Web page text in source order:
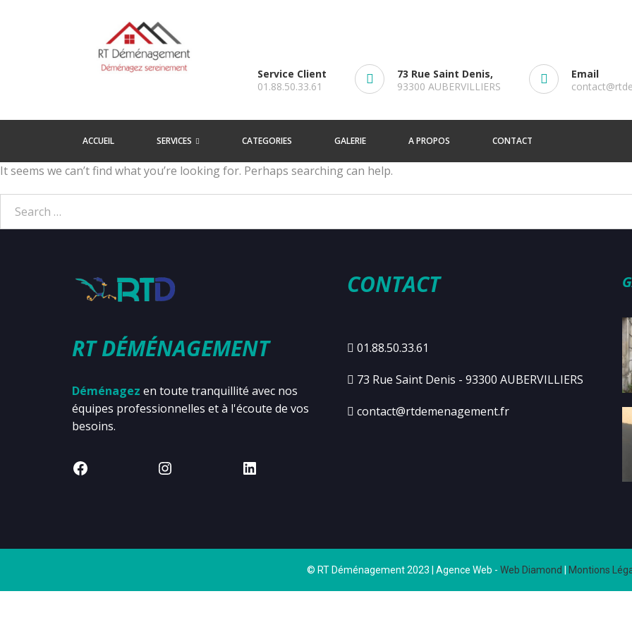
Service Client
01.88.50.33.61
73 Rue Saint Denis,
93300 AUBERVILLIERS
Email
ACCUEIL SERVICES CATEGORIES GALERIE A PROPOS CONTACT
It seems we can’t find what you’re looking for. Perhaps searching can help.
RT DÉMÉNAGEMENT
Déménagez en toute tranquillité avec nos
équipes professionnelles et à l'écoute de vos
besoins.
CONTACT
01.88.50.33.61
73 Rue Saint Denis - 93300 AUBERVILLIERS
contact@rtdemenagement.fr
© RT Déménagement 2023 | Agence Web - Web Diamond Montions